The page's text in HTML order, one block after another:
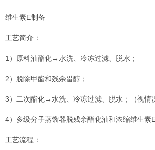
维生素E制备
工艺简介：
1）原料油酯化→水洗、冷冻过滤、脱水；
2）脱除甲酯和残余甾醇；
3）二次酯化→水洗、冷冻过滤、脱水；（视情
4）多级分子蒸馏器脱残余酯化油和浓缩维生素E
工艺流程：